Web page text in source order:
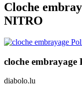
Cloche
NITRO
cloche
diabolo.lu